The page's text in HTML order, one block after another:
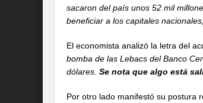
sacaron del país unos 52 mil
beneficiar a los capitales
El economista analizó la letra del
bomba de las Lebacs del Banco
dólares. Se nota que algo está
Por otro lado manifestó su postura